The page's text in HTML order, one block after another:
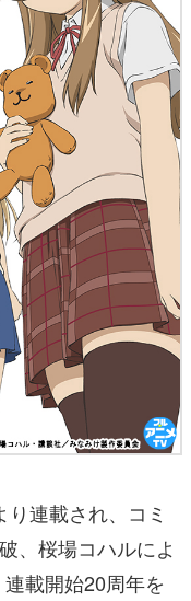
り連載され、コミ
、桜場コハルによ
載開始20周年を